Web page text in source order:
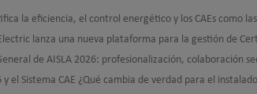
la eficiencia, el control energético y los CAEs como
lanza una nueva plataforma para la gestión de
de AISLA 2026: profesionalización, colaboración
y el Sistema CAE ¿Qué cambia de verdad para el